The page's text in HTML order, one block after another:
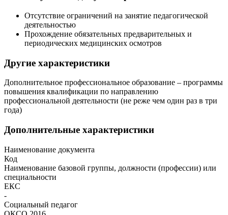
Отсутствие ограничений на занятие педагогической
деятельностью
Прохождение обязательных предварительных и
периодических медицинских осмотров
Другие характеристики
Дополнительное профессиональное образование – программы
повышения квалификации по направлению
профессиональной деятельности (не реже чем один раз в три
года)
Дополнительные характеристики
Наименование документа
Код
Наименование базовой группы, должности (профессии) или
специальности
ЕКС
-
Социальный педагог